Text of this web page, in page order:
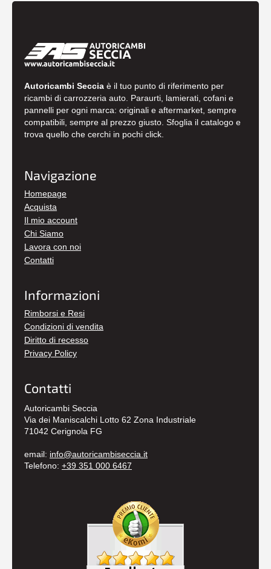
Autoricambi Seccia è il tuo punto di riferimento per
ricambi di carrozzeria auto. Paraurti, lamierati, cofani e
pannelli per ogni marca: originali e aftermarket, sempre
compatibili, sempre al prezzo giusto. Sfoglia il catalogo e
trova quello che cerchi in pochi click.
Navigazione
Homepage
Acquista
Il mio account
Chi Siamo
Lavora con noi
Contatti
Informazioni
Rimborsi e Resi
Condizioni di vendita
Diritto di recesso
Privacy Policy
Contatti
Autoricambi Seccia
Via dei Maniscalchi Lotto 62 Zona Industriale
71042 Cerignola FG
email: info@autoricambiseccia.it
Telefono: +39 351 000 6467